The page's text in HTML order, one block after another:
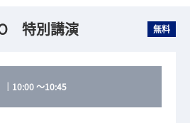
特別講演 無料
｜ 10:00～10:45